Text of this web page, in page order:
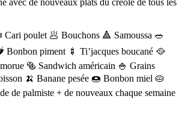
Cari poulet 🥟 Bouchons 🔺 Samoussa 🥗
Bonbon piment 🍢 Ti’jacques boucané 🥘
🥯 Sandwich américain 🍚 Grains
🍌 Banane pesée 🍩 Bonbon miel 🥧
de palmiste + de nouveaux chaque semaine